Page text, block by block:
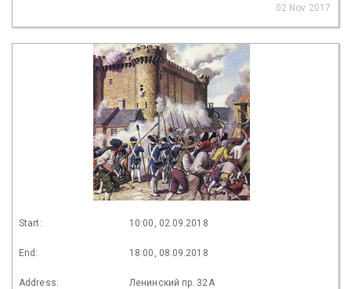
02 Nov 2017
Start: 10:00, 02.09.2018
End: 18:00, 08.09.2018
Address: Ленинский пр. 32А